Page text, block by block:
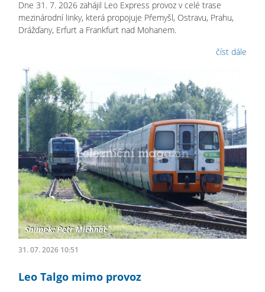
Dne 31. 7. 2026 zahájil Leo Express provoz v celé trase
mezinárodní linky, která propojuje Přemyšl, Ostravu, Prahu,
Drážďany, Erfurt a Frankfurt nad Mohanem.
číst dále
31. 07. 2026 10:51
Leo Talgo mimo provoz